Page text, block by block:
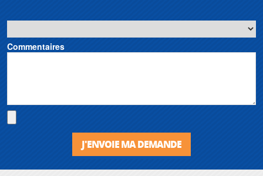
Commentaires
J'ENVOIE MA DEMANDE